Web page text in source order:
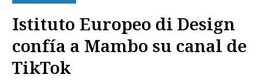
Istituto Europeo di Design
confía a Mambo su canal de
TikTok